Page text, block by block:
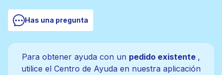
Has una pregunta
Para obtener ayuda con un pedido existente ,
utilice el Centro de Ayuda en nuestra aplicación